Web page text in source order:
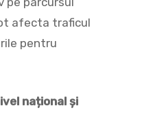
afecta traficul
pentru
național și